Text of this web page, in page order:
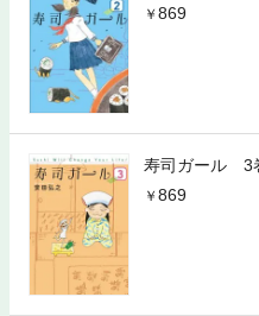
869
寿司ガール 3
869